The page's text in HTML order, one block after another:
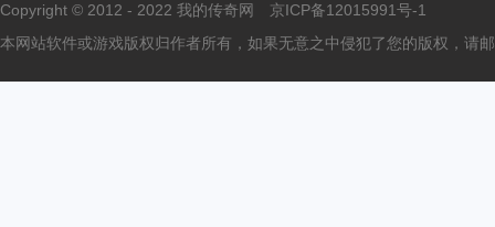
Copyright © 2012 - 2022 我的传奇网
京ICP备12015991号-1
本网站软件或游戏版权归作者所有，如果无意之中侵犯了您的版权，请